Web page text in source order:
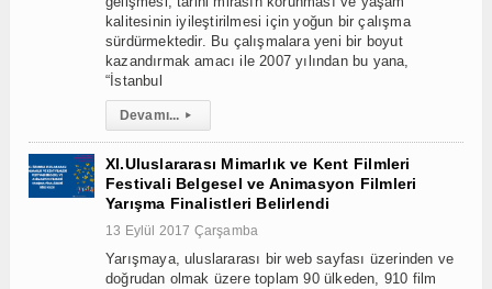
kalitesinin iyileştirilmesi için yoğun bir çalışma
sürdürmektedir. Bu çalışmalara yeni bir boyut
kazandırmak amacı ile 2007 yılından bu yana,
“İstanbul
Devamı... ▸
XI.Uluslararası Mimarlık ve Kent Filmleri
Festivali Belgesel ve Animasyon Filmleri
Yarışma Finalistleri Belirlendi
13 Eylül 2017 Çarşamba
Yarışmaya, uluslararası bir web sayfası üzerinden ve
doğrudan olmak üzere toplam 90 ülkeden, 910 film